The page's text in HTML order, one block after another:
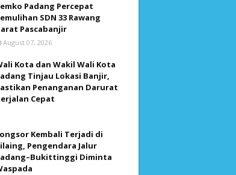
Padang Percepat
SDN 33 Rawang
Pascabanjir
August 07, 2026
Kota dan Wakil Wali Kota
Tinjau Lokasi Banjir,
Penanganan Darurat
Cepat
Kembali Terjadi di
Pengendara Jalur
Diminta